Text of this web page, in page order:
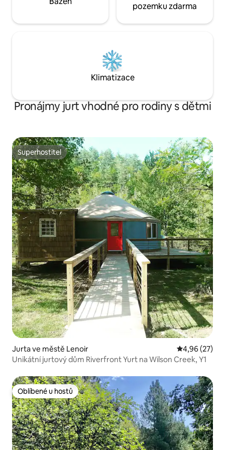
pozemku zdarma
Klimatizace
Pronájmy jurt vhodné pro rodiny s dětmi
Superhostitel
Superhostitel
Jurta ve městě Lenoir Průměrné
4,96 (27)
Unikátní jurtový dům Riverfront Yurt na Wilson Creek, Y1
Oblíbené u hostů
Oblíbené u hostů